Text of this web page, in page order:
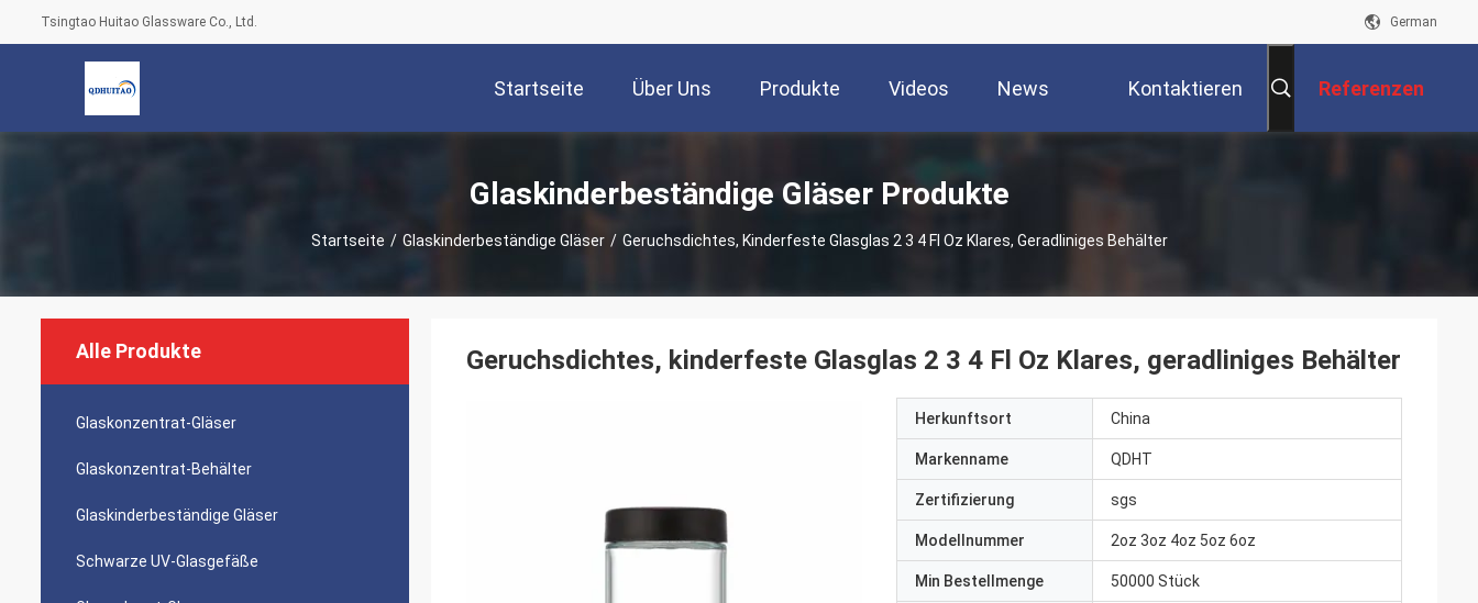
Tsingtao Huitao Glassware Co., Ltd. German
Startseite Über Uns Produkte Videos News Kontaktieren Referenzen
Glaskinderbeständige Gläser Produkte
Startseite / Glaskinderbeständige Gläser / Geruchsdichtes, Kinderfeste Glasglas 2 3 4 Fl Oz Klares, Geradliniges Behälter
Alle Produkte
Glaskonzentrat-Gläser
Glaskonzentrat-Behälter
Glaskinderbeständige Gläser
Schwarze UV-Glasgefäße
Geruchsdichtes, kinderfeste Glasglas 2 3 4 Fl Oz Klares, geradliniges Behälter
Herkunftsort China
Markenname QDHT
Zertifizierung sgs
Modellnummer 2oz 3oz 4oz 5oz 6oz
Min Bestellmenge 50000 Stück